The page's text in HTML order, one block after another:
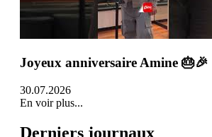
Joyeux anniversaire Amine 🎂🎉
30.07.2026
En voir plus...
Derniers journaux